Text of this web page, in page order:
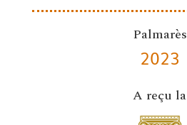
Palmarès
2023
A reçu la